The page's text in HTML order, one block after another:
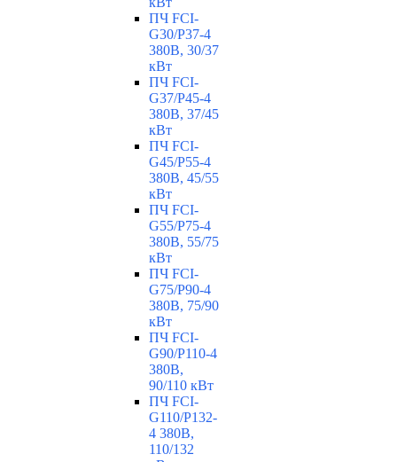
ПЧ FCI-
G30/P37-4
380В, 30/37
кВт
ПЧ FCI-
G37/P45-4
380В, 37/45
кВт
ПЧ FCI-
G45/P55-4
380В, 45/55
кВт
ПЧ FCI-
G55/P75-4
380В, 55/75
кВт
ПЧ FCI-
G75/P90-4
380В, 75/90
кВт
ПЧ FCI-
G90/P110-4
380В,
90/110 кВт
ПЧ FCI-
G110/P132-
4 380В,
110/132